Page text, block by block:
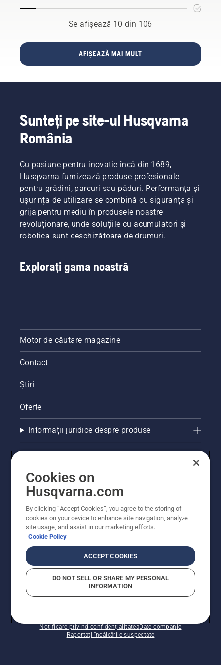
din
de
vedere.
ajută
bani și
timp, în
plus
nivelul
vibrațiilor
la
nivelul
mâinilor.
mai
dintre
acolo
unde a
început
Suedia.
poveste
începe,
de fapt,
Pe
parcursul
întregii
cercetări
dezvoltări,
scopul
mereu
mintea
randamentul.
Se afișează 10 din 106
AFIȘEAZĂ MAI MULT
Sunteți pe site-ul Husqvarna
România
Cu pasiune pentru inovație încă din 1689,
Husqvarna furnizează produse profesionale
pentru grădini, parcuri sau păduri. Performanța și
ușurința de utilizare se combină cu siguranța și
grija pentru mediu în produsele noastre
revoluționare, unde soluțiile cu acumulatori și
robotica sunt deschizătoare de drumuri.
Explorați gama noastră
Motor de căutare magazine
Contact
Știri
Oferte
Informații juridice despre produse
© Husqvarna AB (publ). Toate drepturile rezervate.
Prețurile prezentate includ TVA și sunt prețuri
recomandate pentru comercializarea cu amănuntul.
Husqvarna își rezervă dreptul de a face modificări în
Notificare privind confidențialitateaDate companie
Raportați încălcările suspectate
Cookies on
Husqvarna.com
By clicking “Accept Cookies”, you agree to the storing of
cookies on your device to enhance site navigation, analyze
site usage, and assist in our marketing efforts.
Cookie Policy
ACCEPT COOKIES
DO NOT SELL OR SHARE MY PERSONAL
INFORMATION